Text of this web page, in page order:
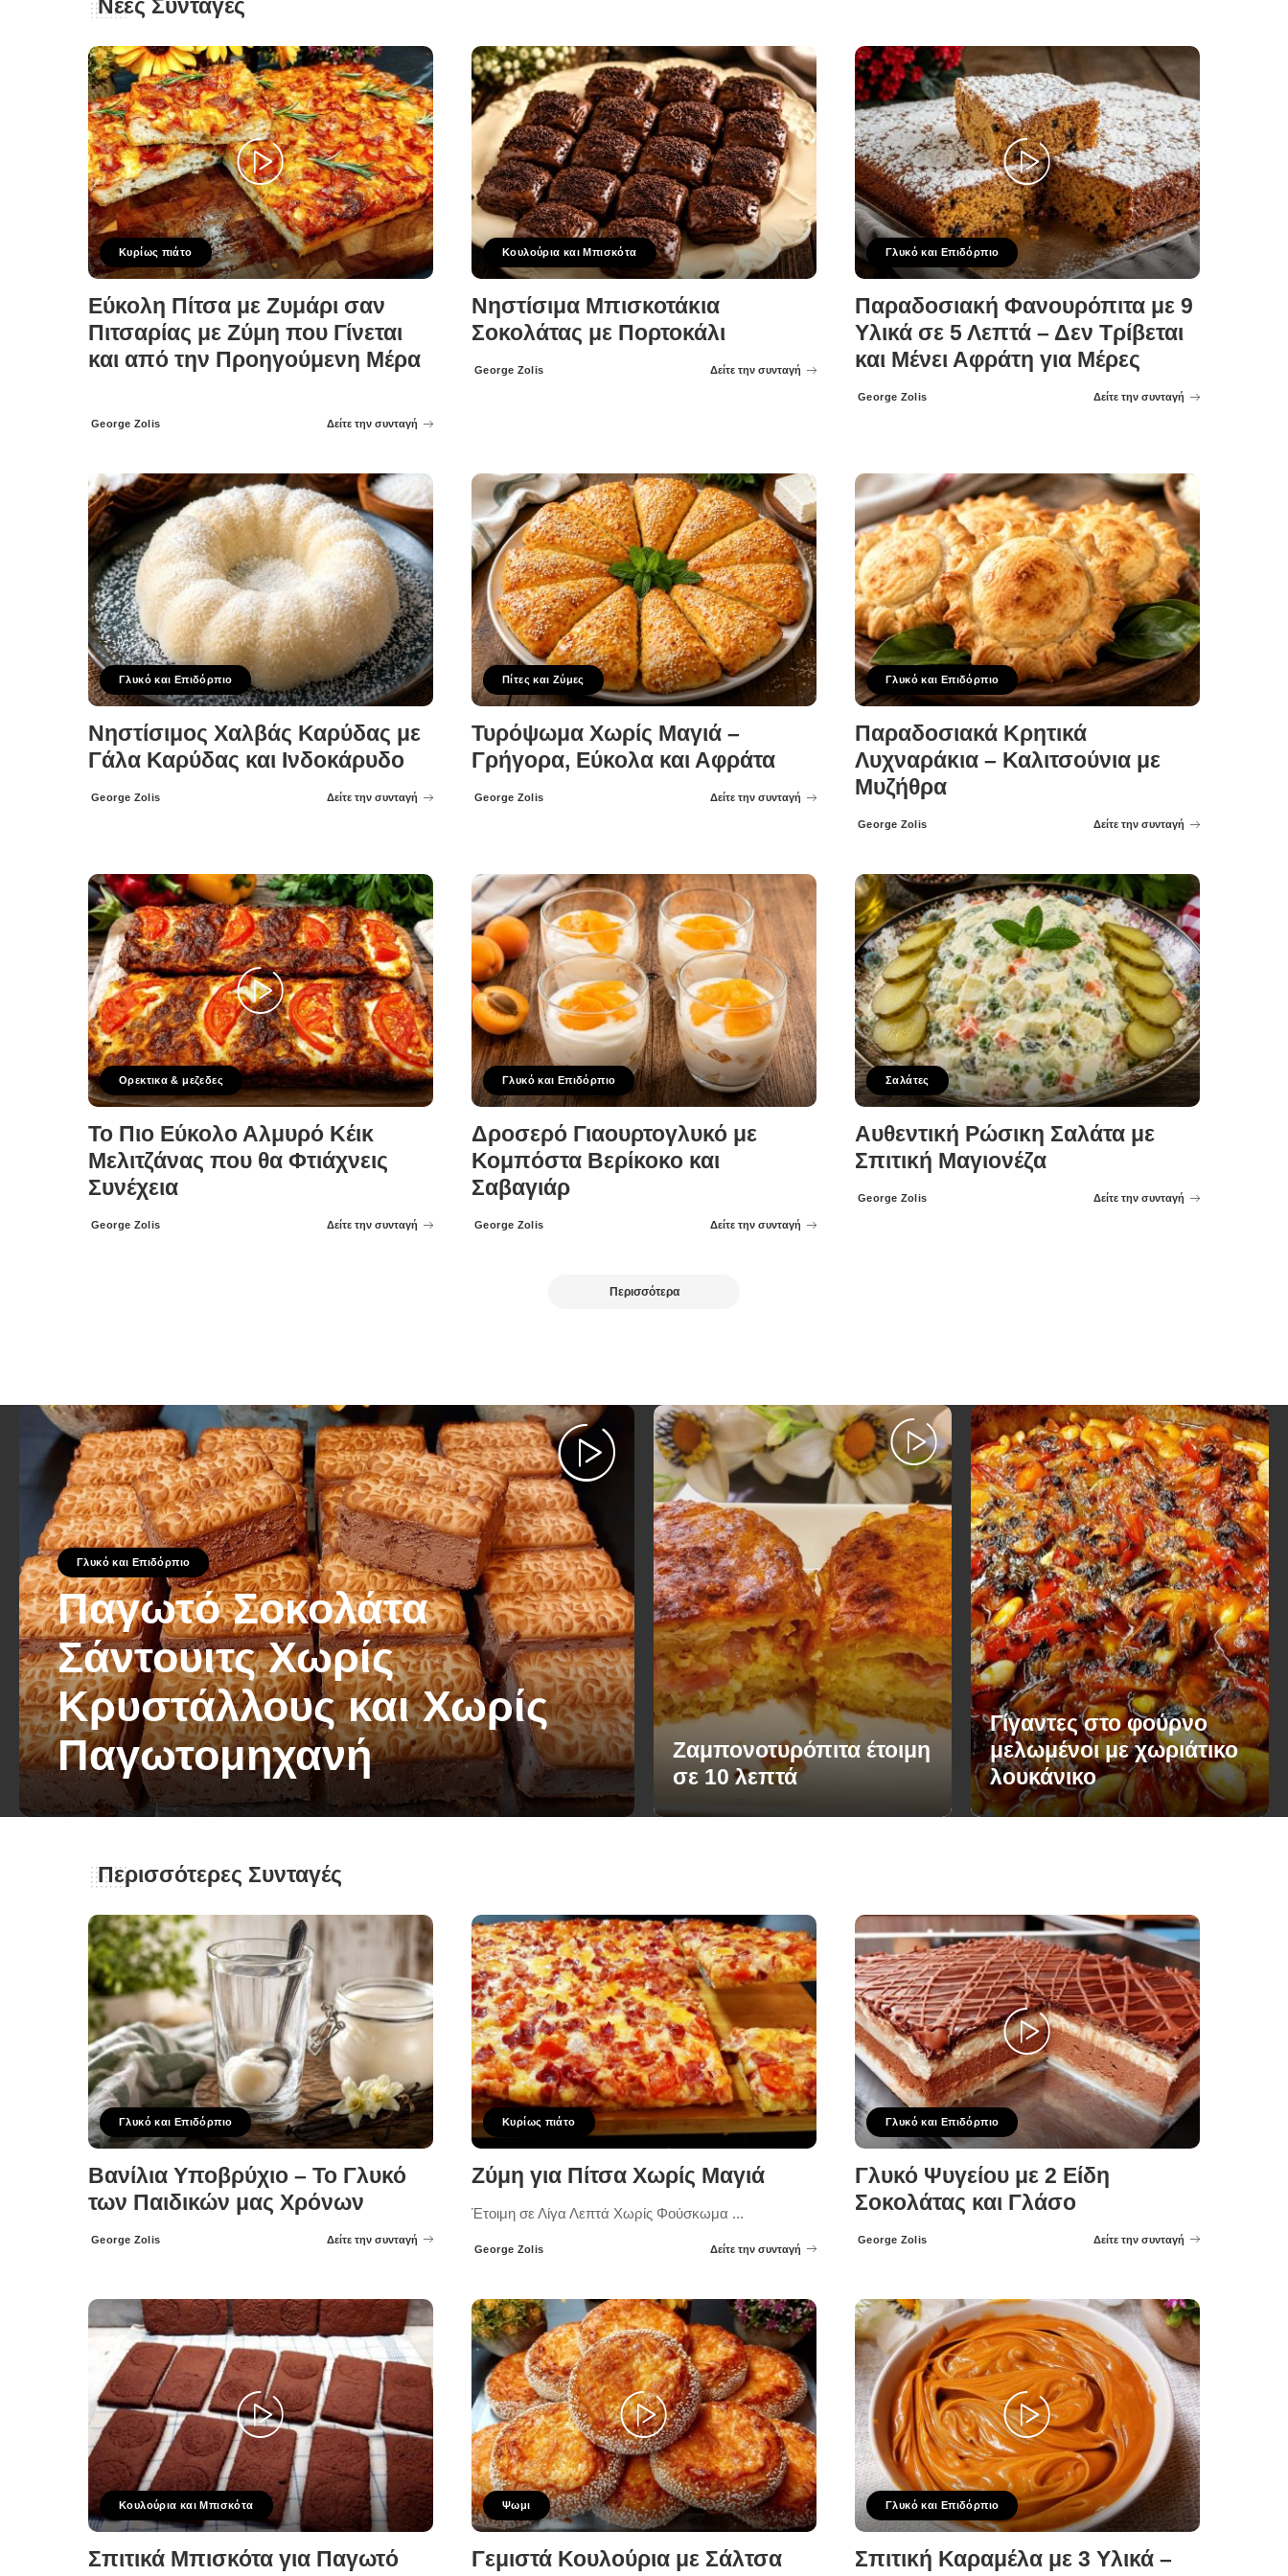
Νέες Συνταγές
Κυρίως πιάτο
Εύκολη Πίτσα με Ζυμάρι σαν
Πιτσαρίας με Ζύμη που Γίνεται
και από την Προηγούμενη Μέρα
Posted
George Zolis Δείτε την συνταγή
Κουλούρια και Μπισκότα
Νηστίσιμα Μπισκοτάκια
Σοκολάτας με Πορτοκάλι
Posted
George Zolis Δείτε την συνταγή
Γλυκό και Επιδόρπιο
Παραδοσιακή Φανουρόπιτα με 9
Υλικά σε 5 Λεπτά – Δεν Τρίβεται
και Μένει Αφράτη για Μέρες
Posted
George Zolis Δείτε την συνταγή
Γλυκό και Επιδόρπιο
Νηστίσιμος Χαλβάς Καρύδας με
Γάλα Καρύδας και Ινδοκάρυδο
Posted
George Zolis Δείτε την συνταγή
Πίτες και Ζύμες
Τυρόψωμα Χωρίς Μαγιά –
Γρήγορα, Εύκολα και Αφράτα
Posted
George Zolis Δείτε την συνταγή
Γλυκό και Επιδόρπιο
Παραδοσιακά Κρητικά
Λυχναράκια – Καλιτσούνια με
Μυζήθρα
Posted
George Zolis Δείτε την συνταγή
Ορεκτικα & μεζεδες
Το Πιο Εύκολο Αλμυρό Κέικ
Μελιτζάνας που θα Φτιάχνεις
Συνέχεια
Posted
George Zolis Δείτε την συνταγή
Γλυκό και Επιδόρπιο
Δροσερό Γιαουρτογλυκό με
Κομπόστα Βερίκοκο και
Σαβαγιάρ
Posted
George Zolis Δείτε την συνταγή
Σαλάτες
Αυθεντική Ρώσικη Σαλάτα με
Σπιτική Μαγιονέζα
Posted
George Zolis Δείτε την συνταγή
Περισσότερα
Γλυκό και Επιδόρπιο
Παγωτό Σοκολάτα
Σάντουιτς Χωρίς
Κρυστάλλους και Χωρίς
Παγωτομηχανή
Posted
George Zolis 13 Ιουλίου 2025
Ζαμπονοτυρόπιτα έτοιμη
σε 10 λεπτά
Γίγαντες στο φούρνο
μελωμένοι με χωριάτικο
λουκάνικο
Περισσότερες Συνταγές
Γλυκό και Επιδόρπιο
Βανίλια Υποβρύχιο – Το Γλυκό
των Παιδικών μας Χρόνων
Posted
George Zolis Δείτε την συνταγή
Κυρίως πιάτο
Ζύμη για Πίτσα Χωρίς Μαγιά
Έτοιμη σε Λίγα Λεπτά Χωρίς Φούσκωμα ...
Posted
George Zolis Δείτε την συνταγή
Γλυκό και Επιδόρπιο
Γλυκό Ψυγείου με 2 Είδη
Σοκολάτας και Γλάσο
Posted
George Zolis Δείτε την συνταγή
Κουλούρια και Μπισκότα
Σπιτικά Μπισκότα για Παγωτό
Ψωμι
Γεμιστά Κουλούρια με Σάλτσα
Γλυκό και Επιδόρπιο
Σπιτική Καραμέλα με 3 Υλικά –